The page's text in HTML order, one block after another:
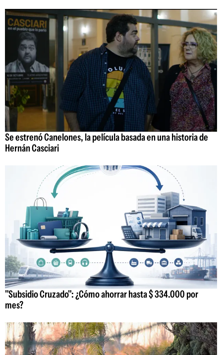
Se estrenó Canelones, la película basada en una historia de
Hernán Casciari
"Subsidio Cruzado": ¿Cómo ahorrar hasta $ 334.000 por
mes?